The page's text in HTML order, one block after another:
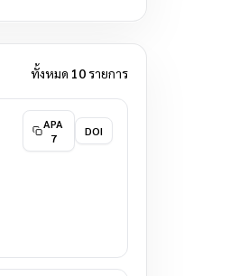
ทั้งหมด 10 รายการ
APA
7
DOI